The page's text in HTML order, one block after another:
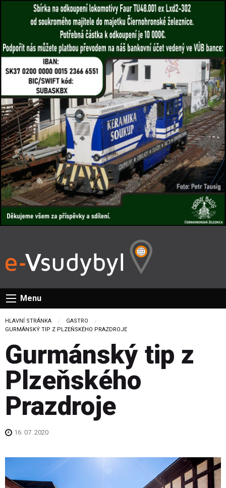
Menu
HLAVNÍ STRÁNKA
GASTRO
CURRENT:
GURMÁNSKÝ TIP Z PLZEŇSKÉHO PRAZDROJE
Gurmánský tip z
Plzeňského
Prazdroje
16. 07. 2020